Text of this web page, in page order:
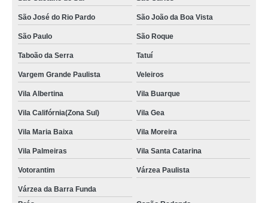
São José do Rio Pardo São João da Boa Vista
São Paulo São Roque
Taboão da Serra Tatuí
Vargem Grande Paulista Veleiros
Vila Albertina Vila Buarque
Vila Califórnia(Zona Sul) Vila Gea
Vila Maria Baixa Vila Moreira
Vila Palmeiras Vila Santa Catarina
Votorantim Várzea Paulista
Várzea da Barra Funda